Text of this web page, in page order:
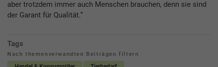
aber trotzdem immer auch Menschen brauchen, denn sie sind
der Garant für Qualität.“
Tags
Nach themenverwandten Beiträgen filtern